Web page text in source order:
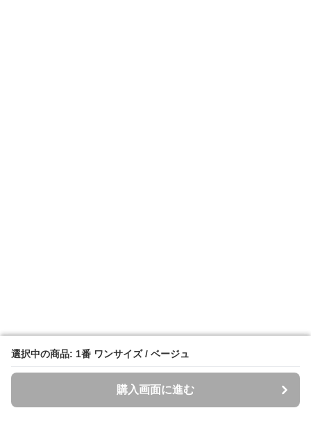
選択中の商品: 1番 ワンサイズ / ベージュ
購入画面に進む
選択中の商品: 1番 ワンサイズ / ベージュ
購入画面に進む